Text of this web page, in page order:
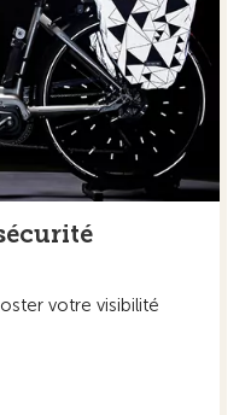
votre visibilité